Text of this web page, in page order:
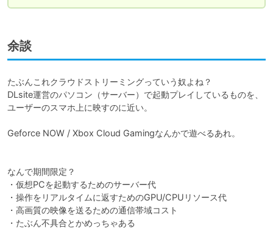
余談
たぶんこれクラウドストリーミングっていう奴よね？
DLsite運営のパソコン（サーバー）で起動プレイしているものを、
ユーザーのスマホ上に映すのに近い。
Geforce NOW / Xbox Cloud Gamingなんかで遊べるあれ。
なんで期間限定？
・仮想PCを起動するためのサーバー代
・操作をリアルタイムに返すためのGPU/CPUリソース代
・高画質の映像を送るための通信帯域コスト
・たぶん不具合とかめっちゃある